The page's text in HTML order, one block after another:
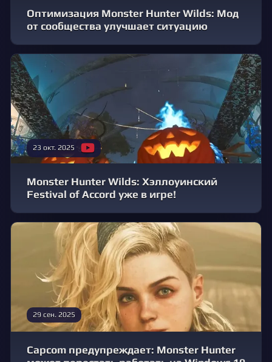
Оптимизация Monster Hunter Wilds: Мод
от сообщества улучшает ситуацию
23 окт. 2025
Monster Hunter Wilds: Хэллоуинский
Festival of Accord уже в игре!
29 сен. 2025
Capcom предупреждает: Monster Hunter